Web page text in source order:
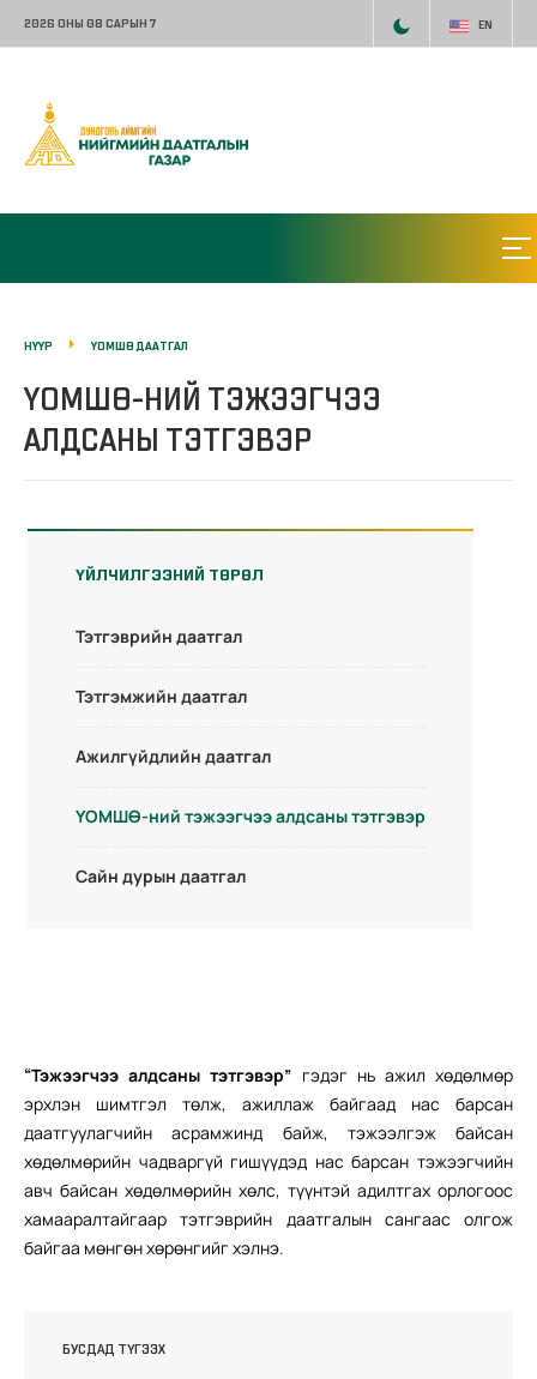
2026 ОНЫ 08 САРЫН 7 EN
НҮҮР ҮОМШӨ ДААТГАЛ
ҮОМШӨ-НИЙ ТЭЖЭЭГЧЭЭ
АЛДСАНЫ ТЭТГЭВЭР
ҮЙЛЧИЛГЭЭНИЙ ТӨРӨЛ
Тэтгэврийн даатгал
Тэтгэмжийн даатгал
Ажилгүйдлийн даатгал
ҮОМШӨ-ний тэжээгчээ алдсаны тэтгэвэр
Сайн дурын даатгал
“Тэжээгчээ алдсаны тэтгэвэр” гэдэг нь ажил хөдөлмөр
эрхлэн шимтгэл төлж, ажиллаж байгаад нас барсан
даатгуулагчийн асрамжинд байж, тэжээлгэж байсан
хөдөлмөрийн чадваргүй гишүүдэд нас барсан тэжээгчийн
авч байсан хөдөлмөрийн хөлс, түүнтэй адилтгах орлогоос
хамааралтайгаар тэтгэврийн даатгалын сангаас олгож
байгаа мөнгөн хөрөнгийг хэлнэ.
БУСДАД ТҮГЭЭХ